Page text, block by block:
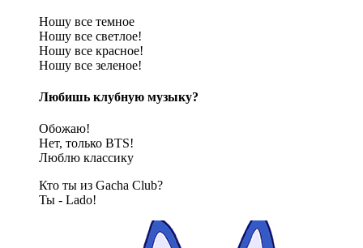
Ношу все темное
Ношу все светлое!
Ношу все красное!
Ношу все зеленое!
Любишь клубную музыку?
Обожаю!
Нет, только BTS!
Люблю классику
Кто ты из Gacha Club?
Ты - Lado!